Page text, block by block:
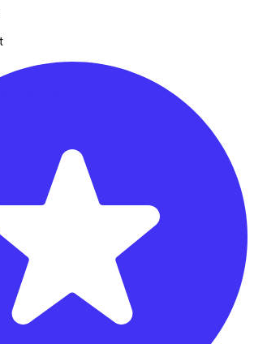
fietsen